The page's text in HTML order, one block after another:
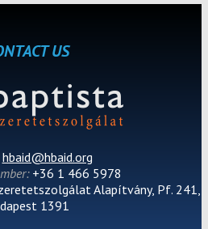
US
hbaid@hbaid.org
+36 1 466 5978
Alapítvány, Pf. 241,
1391